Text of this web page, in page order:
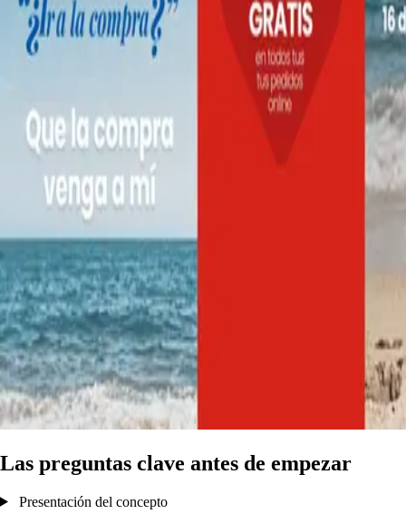
Las preguntas clave antes de empezar
Presentación del concepto